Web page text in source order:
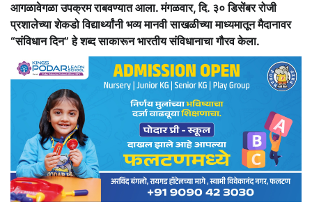
आगळावेगळा उपक्रम राबवण्यात आला. मंगळवार, दि. ३० डिसेंबर रोजी
प्रशालेच्या शेकडो विद्यार्थ्यांनी भव्य मानवी साखळीच्या माध्यमातून मैदानावर
“संविधान दिन” हे शब्द साकारून भारतीय संविधानाचा गौरव केला.